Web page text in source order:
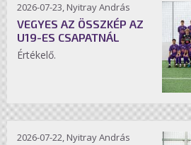
2026-07-23, Nyitray András
VEGYES AZ ÖSSZKÉP AZ
U19-ES CSAPATNÁL
Értékelő.
2026-07-22, Nyitray András